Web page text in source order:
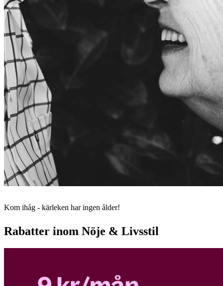
Kom ihåg - kärleken har ingen ålder!
Rabatter inom Nöje & Livsstil